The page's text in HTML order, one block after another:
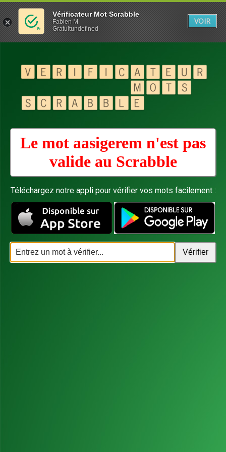
Le mot aasigerem n'est pas
valide au Scrabble
Téléchargez notre appli pour vérifier vos mots facilement :
Vérificateur Mot Scrabble
Fabien M
Gratuitundefined
VOIR